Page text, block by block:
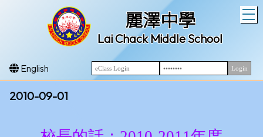
麗澤中學
Lai Chack Middle School
English
2010-09-01